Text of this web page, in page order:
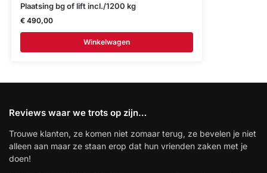
Plaatsing bg of lift incl./1200 kg
€490,00
Winkelwagen
Reviews waar we trots op zijn…
Trouwe klanten, ze komen niet zomaar terug, ze bevelen je niet
alleen aan maar ze staan erop dat hun vrienden zaken met je
doen!